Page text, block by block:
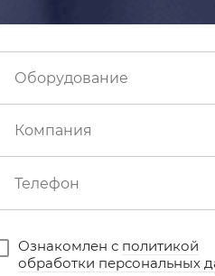
Ознакомлен с политикой
обработки персональных